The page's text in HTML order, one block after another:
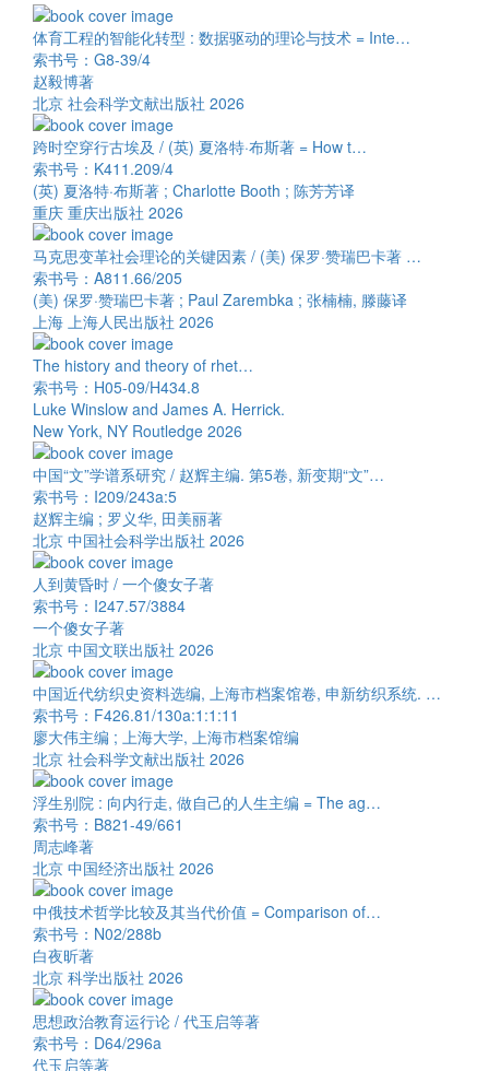
体育工程的智能化转型 : 数据驱动的理论与技术 = Inte…
索书号：G8-39/4
赵毅博著
北京 社会科学文献出版社 2026
跨时空穿行古埃及 / (英) 夏洛特·布斯著 = How t…
索书号：K411.209/4
(英) 夏洛特·布斯著 ; Charlotte Booth ; 陈芳芳译
重庆 重庆出版社 2026
马克思变革社会理论的关键因素 / (美) 保罗·赞瑞巴卡著 …
索书号：A811.66/205
(美) 保罗·赞瑞巴卡著 ; Paul Zarembka ; 张楠楠, 滕藤译
上海 上海人民出版社 2026
The history and theory of rhet…
索书号：H05-09/H434.8
Luke Winslow and James A. Herrick.
New York, NY Routledge 2026
中国“文”学谱系研究 / 赵辉主编. 第5卷, 新变期“文”…
索书号：I209/243a:5
赵辉主编 ; 罗义华, 田美丽著
北京 中国社会科学出版社 2026
人到黄昏时 / 一个傻女子著
索书号：I247.57/3884
一个傻女子著
北京 中国文联出版社 2026
中国近代纺织史资料选编, 上海市档案馆卷, 申新纺织系统. …
索书号：F426.81/130a:1:1:11
廖大伟主编 ; 上海大学, 上海市档案馆编
北京 社会科学文献出版社 2026
浮生别院 : 向内行走, 做自己的人生主编 = The ag…
索书号：B821-49/661
周志峰著
北京 中国经济出版社 2026
中俄技术哲学比较及其当代价值 = Comparison of…
索书号：N02/288b
白夜昕著
北京 科学出版社 2026
思想政治教育运行论 / 代玉启等著
索书号：D64/296a
代玉启等著